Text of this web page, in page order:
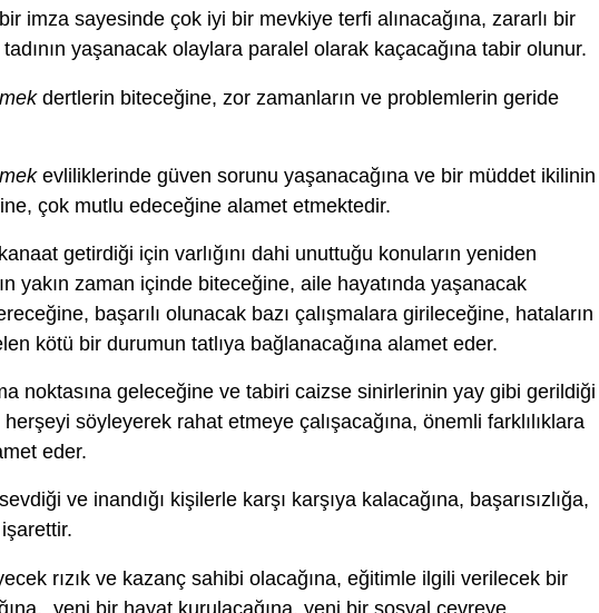
imza sayesinde çok iyi bir mevkiye terfi alınacağına, zararlı bir
tadının yaşanacak olaylara paralel olarak kaçacağına tabir olunur.
dertlerin biteceğine, zor zamanların ve problemlerin geride
evliliklerinde güven sorunu yaşanacağına ve bir müddet ikilinin
çok mutlu edeceğine alamet etmektedir.
getirdiği için varlığını dahi unuttuğu konuların yeniden
yakın zaman içinde biteceğine, aile hayatında yaşanacak
başarılı olunacak bazı çalışmalara girileceğine, hataların
kötü bir durumun tatlıya bağlanacağına alamet eder.
noktasına geleceğine ve tabiri caizse sinirlerinin yay gibi gerildiği
söyleyerek rahat etmeye çalışacağına, önemli farklılıklara
eder.
ve inandığı kişilerle karşı karşıya kalacağına, başarısızlığa,
işarettir.
rızık ve kazanç sahibi olacağına, eğitimle ilgili verilecek bir
yeni bir hayat kurulacağına, yeni bir sosyal çevreye